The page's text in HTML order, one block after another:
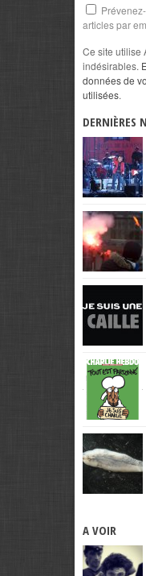
articles par
Ce site utilise
indésirables.
données de
utilisées.
DERNIÈRES
A VOIR